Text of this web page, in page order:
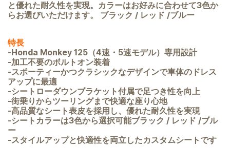
と優れた耐久性を実現。カラーはお好みに合わせて3色か
らお選びいただけます。 ブラック / レッド /ブルー
特長
-Honda Monkey 125（4速・5速モデル）専用設計
-加工不要のボルトオン装着
-スポーティーかつクラシックなデザインで車体のドレス
アップに最適
-シートローダウンブラケット付属で足つき性を向上
-街乗りからツーリングまで快適な座り心地
-高品質なシート表皮を採用し、優れた耐久性を実現
-シートカラーは3色から選択可能ブラック / レッド /ブル
ー
-スタイルアップと快適性を両立したカスタムシートです